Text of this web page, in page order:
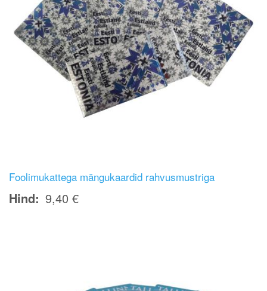
Foolimukattega mängukaardid rahvusmustriga
Hind 9,40 €